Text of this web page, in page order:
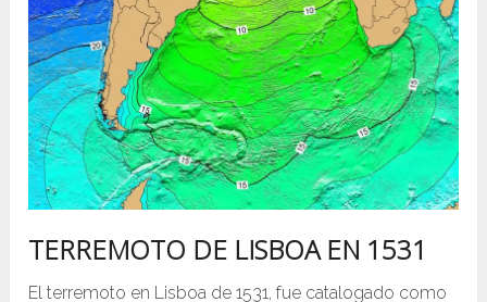
TERREMOTO DE LISBOA EN 1531
El terremoto en Lisboa de 1531, fue catalogado como